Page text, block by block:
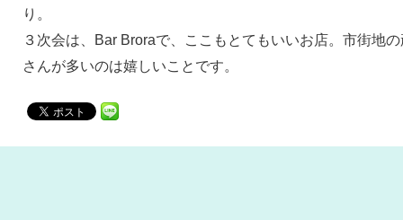
り。
３次会は、Bar Broraで、ここもとてもいいお店。市街地
さんが多いのは嬉しいことです。